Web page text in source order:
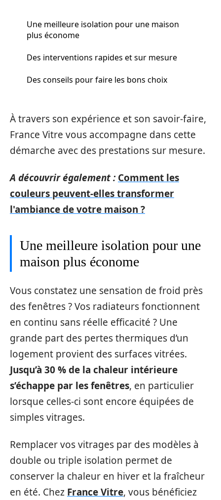
Une meilleure isolation pour une maison
plus économe
Des interventions rapides et sur mesure
Des conseils pour faire les bons choix
À travers son expérience et son savoir-faire,
France Vitre vous accompagne dans cette
démarche avec des prestations sur mesure.
A découvrir également : Comment les
couleurs peuvent-elles transformer
l'ambiance de votre maison ?
Une meilleure isolation pour une
maison plus économe
Vous constatez une sensation de froid près
des fenêtres ? Vos radiateurs fonctionnent
en continu sans réelle efficacité ? Une
grande part des pertes thermiques d’un
logement provient des surfaces vitrées.
Jusqu’à 30 % de la chaleur intérieure
s’échappe par les fenêtres, en particulier
lorsque celles-ci sont encore équipées de
simples vitrages.
Remplacer vos vitrages par des modèles à
double ou triple isolation permet de
conserver la chaleur en hiver et la fraîcheur
en été. Chez France Vitre, vous bénéficiez